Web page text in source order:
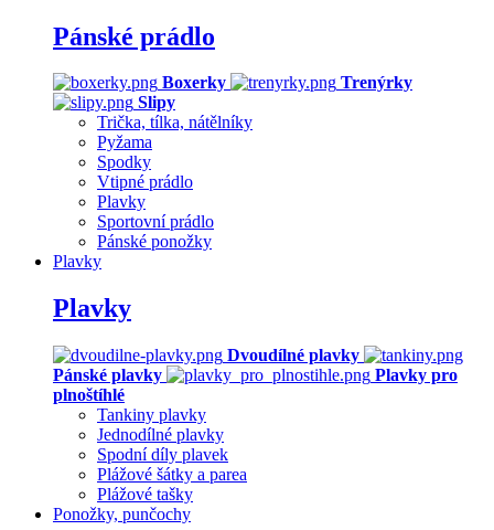
Pánské prádlo
Boxerky
Trenýrky
Slipy
Trička, tílka, nátělníky
Pyžama
Spodky
Vtipné prádlo
Plavky
Sportovní prádlo
Pánské ponožky
Plavky
Plavky
Dvoudílné plavky
Pánské plavky
Plavky pro
plnoštíhlé
Tankiny plavky
Jednodílné plavky
Spodní díly plavek
Plážové šátky a parea
Plážové tašky
Ponožky, punčochy